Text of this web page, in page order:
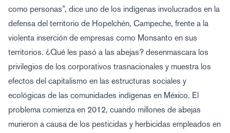
como personas”, dice uno de los indígenas involucrados en la
defensa del territorio de Hopelchén, Campeche, frente a la
violenta inserción de empresas como Monsanto en sus
territorios. ¿Qué les pasó a las abejas? desenmascara los
privilegios de los corporativos trasnacionales y muestra los
efectos del capitalismo en las estructuras sociales y
ecológicas de las comunidades indígenas en México. El
problema comienza en 2012, cuando millones de abejas
murieron a causa de los pesticidas y herbicidas empleados en